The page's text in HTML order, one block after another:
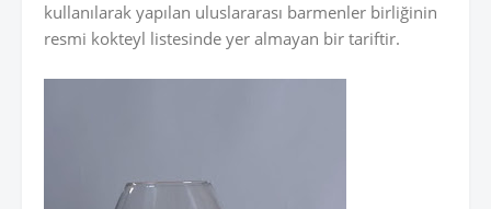
kullanılarak yapılan uluslararası barmenler birliğinin
resmi kokteyl listesinde yer almayan bir tariftir.